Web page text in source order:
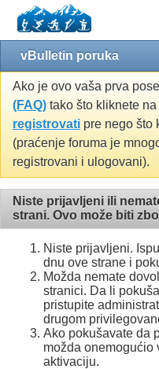
vBulletin poruka
Ako je ovo vaša prva
(FAQ) tako što kliknete
registrovati pre nego što
(praćenje foruma je
registrovani i ulogovani).
Niste prijavljeni ili
strani. Ovo može biti
Niste prijavljeni.
dnu ove strane i
Možda nemate
stranici. Da li
pristupite
drugom
Ako pokušavate da
možda onemogućio
aktivaciju.